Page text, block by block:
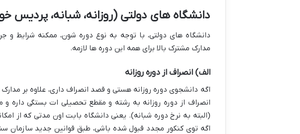
دانشگاه های دولتی (روزانه، شبانه، پردیس
دانشگاه های دولتی، با توجه به نوع دوره شون، ممکنه شرایط و
مدارک مشترک بالا برای همه این دوره ها لازمه.
الف) انصراف از دوره روزانه
اگه دانشجوی دوره روزانه هستی و قصد انصراف داری، علاوه بر
انصراف از دوره روزانه به رشته و مقطع تحصیلی ات بستگی داره
(البته به نرخ دوره شبانه). یعنی دانشگاه بابت اون مدتی که از
اگه توی کنکور مجدد قبول شده باشی، طبق قوانین جدید سازمان